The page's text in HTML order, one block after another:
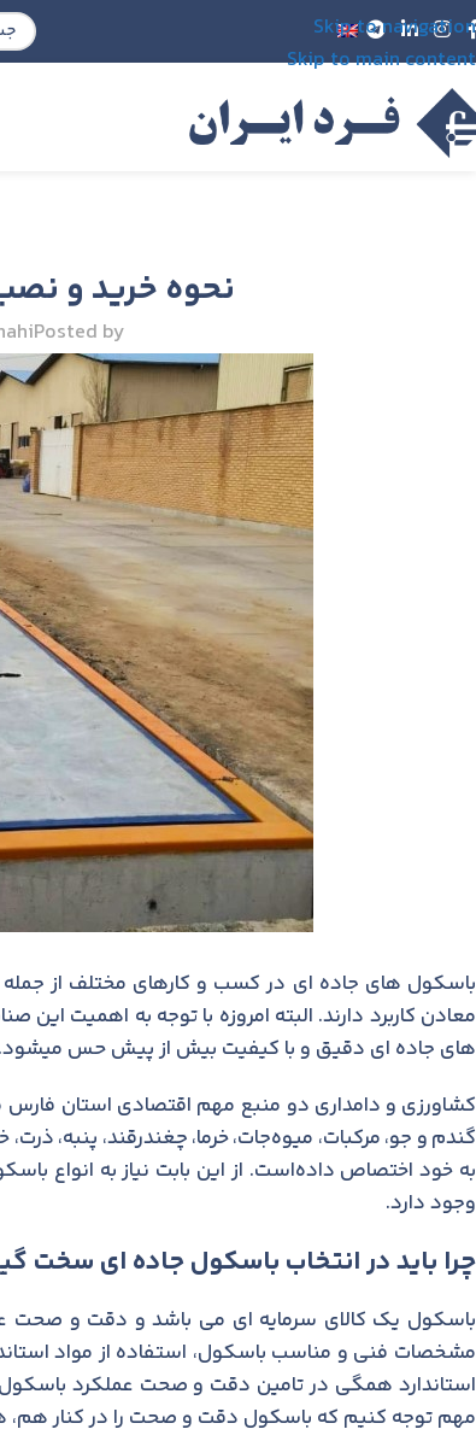
Skip to navigation
Skip to main content
نحوه خرید و
Posted by
باسکول های جاده ای در کسب و کارهای مختلف از جمله
معادن کاربرد دارند. البته امروزه با توجه به اهمیت
های جاده ای دقیق و با کیفیت بیش از پیش حس میشود.
کشاورزی و دامداری دو منبع مهم اقتصادی استان فارس
گندم و جو، مرکبات، میوه‌جات، خرما، چغندرقند، پنبه،
وجود دارد.
چرا باید در انتخاب باسکول جاده ای سخت
باسکول یک کالای سرمایه ای می باشد و دقت و صحت
مشخصات فنی و مناسب باسکول، استفاده از مواد
استاندارد همگی در تامین دقت و صحت عملکرد باسکول
مهم توجه کنیم که باسکول دقت و صحت را در کنار هم،